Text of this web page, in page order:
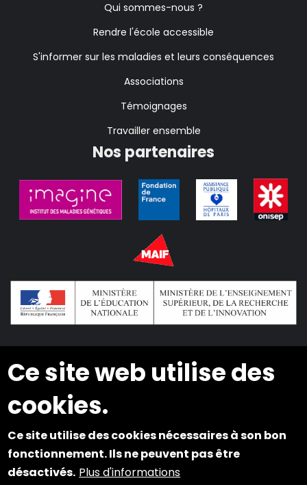
Ce site web utilise des
cookies.
Ce site utilise des cookies nécessaires à son bon
fonctionnement. Ils ne peuvent pas être
désactivés. Plus d'informations
Qui sommes-nous ?
Rendre l'école accessible
S'informer sur les maladies et leurs conséquences
Associations
Témoignages
Travailler ensemble
Nos partenaires
2024 © Copyright INSEI. Tous droits réservés
Mentions légales
Cookies et Accessibilité